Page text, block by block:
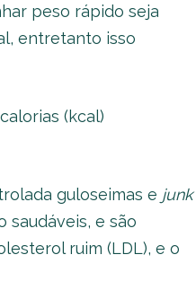
peso rápido seja
entretanto isso
(kcal)
guloseimas e junk
saudáveis, e são
ruim (LDL), e o